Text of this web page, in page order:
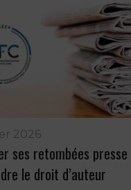
2026
ses retombées presse
le droit d’auteur